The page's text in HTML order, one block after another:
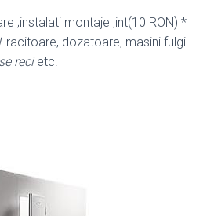
;instalati montaje ;int(10 RON) *
! racitoare, dozatoare, masini fulgi
recietc.